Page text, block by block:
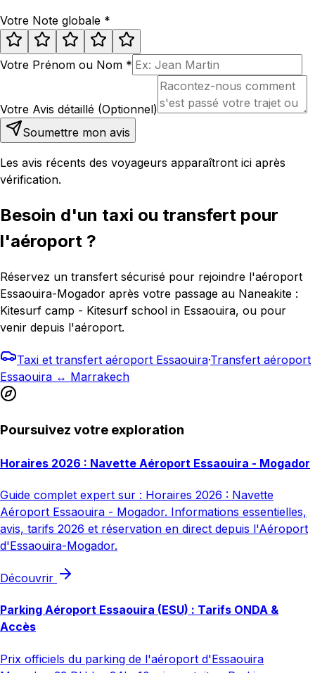
Votre Note globale *
Votre Prénom ou Nom *
Votre Avis détaillé (Optionnel)
Soumettre mon avis
Les avis récents des voyageurs apparaîtront ici après
vérification.
Besoin d'un taxi ou transfert pour
l'aéroport ?
Réservez un transfert sécurisé pour rejoindre l'aéroport
Essaouira-Mogador après votre passage au Naneakite :
Kitesurf camp - Kitesurf school in Essaouira, ou pour
venir depuis l'aéroport.
Taxi et transfert aéroport Essaouira·Transfert aéroport
Essaouira ↔ Marrakech
Poursuivez votre exploration
Horaires 2026 : Navette Aéroport Essaouira - Mogador
Guide complet expert sur : Horaires 2026 : Navette
Aéroport Essaouira - Mogador. Informations essentielles,
avis, tarifs 2026 et réservation en direct depuis l'Aéroport
d'Essaouira-Mogador.
Découvrir
Parking Aéroport Essaouira (ESU) : Tarifs ONDA &
Accès
Prix officiels du parking de l'aéroport d'Essaouira